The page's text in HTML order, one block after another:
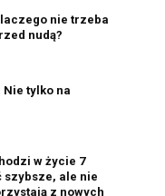
nie trzeba
nudą?
tylko na
w życie 7
szybsze, ale nie
z nowych